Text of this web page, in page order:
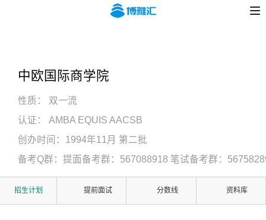
中欧国际商学院
性质：
双一流
认证：
AMBA EQUIS AACSB
创办时间： 1994年11月 第二批
备考Q群：提面备考群：567088918 笔试备考群：
招生计划 提前面试 分数线 资料库